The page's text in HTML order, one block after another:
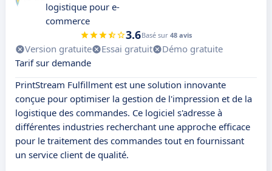
logistique pour e-
commerce
3.6Basé sur 48 avis
Version gratuite Essai gratuit
Démo gratuite
Tarif sur demande
PrintStream Fulfillment est une solution innovante
conçue pour optimiser la gestion de l'impression et de la
logistique des commandes. Ce logiciel s'adresse à
différentes industries recherchant une approche efficace
pour le traitement des commandes tout en fournissant
un service client de qualité.